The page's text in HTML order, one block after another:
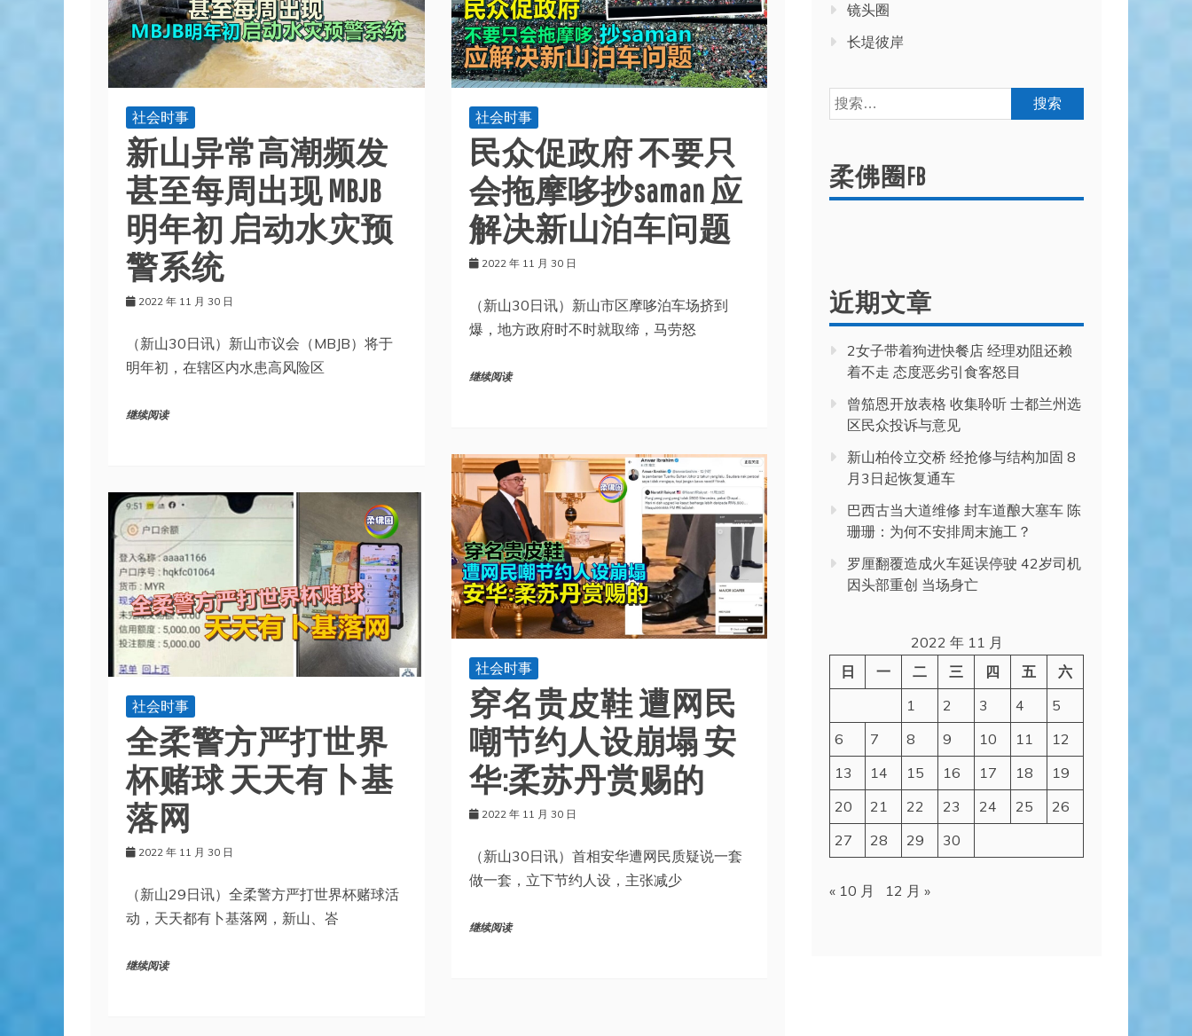
社会时事
新山异常高潮频发
甚至每周出现 MBJB
明年初 启动水灾预
警系统
2022 年 11 月 30 日
（新山30日讯）新山市议会（MBJB）将于
明年初，在辖区内水患高风险区
继续阅读
社会时事
民众促政府 不要只
会拖摩哆抄saman 应
解决新山泊车问题
2022 年 11 月 30 日
（新山30日讯）新山市区摩哆泊车场挤到
爆，地方政府时不时就取缔，马劳怒
继续阅读
社会时事
穿名贵皮鞋 遭网民
嘲节约人设崩塌 安
华:柔苏丹赏赐的
2022 年 11 月 30 日
（新山30日讯）首相安华遭网民质疑说一套
做一套，立下节约人设，主张减少
继续阅读
社会时事
全柔警方严打世界
杯赌球 天天有卜基
落网
2022 年 11 月 30 日
（新山29日讯）全柔警方严打世界杯赌球活
动，天天都有卜基落网，新山、峇
继续阅读
镜头圈
长堤彼岸
搜
索：
柔佛圈FB
近期文章
2女子带着狗进快餐店 经理劝阻还赖
着不走 态度恶劣引食客怒目
曾笳恩开放表格 收集聆听 士都兰州选
区民众投诉与意见
新山柏伶立交桥 经抢修与结构加固 8
月3日起恢复通车
巴西古当大道维修 封车道酿大塞车 陈
珊珊：为何不安排周末施工？
罗厘翻覆造成火车延误停驶 42岁司机
因头部重创 当场身亡
2022 年 11 月
日
一 二 三 四 五
六
1
2 3 4
5
6
7 8 9 10 11
12
13
14 15 16 17 18
19
20
21 22 23 24 25
26
27
28 29 30
« 10 月 12 月 »